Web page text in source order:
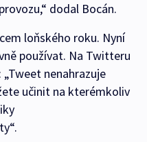
dodal Bocán.
loňského roku. Nyní
používat. Na Twitteru
nenahrazuje
učinit na kterémkoliv